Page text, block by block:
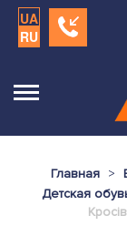
UA
RU
Главная
Детская